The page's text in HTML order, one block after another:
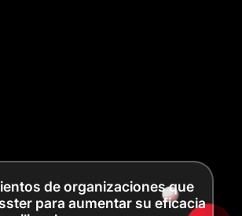
de organizaciones que
para aumentar su eficacia